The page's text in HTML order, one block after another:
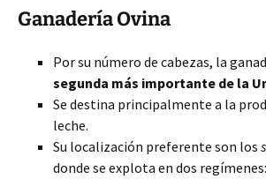
Ganadería Ovina
Por su número de cabezas, la
segunda más importante de la
Se destina principalmente a la
leche.
Su localización preferente son los
donde se explota en dos regímenes: